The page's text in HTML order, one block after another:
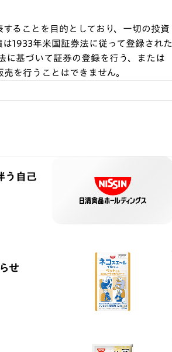
ることを目的としており、一切の投資
1933年米国証券法に従って登録された
に基づいて証券の登録を行う、または
を行うことはできません。
う自己
せ